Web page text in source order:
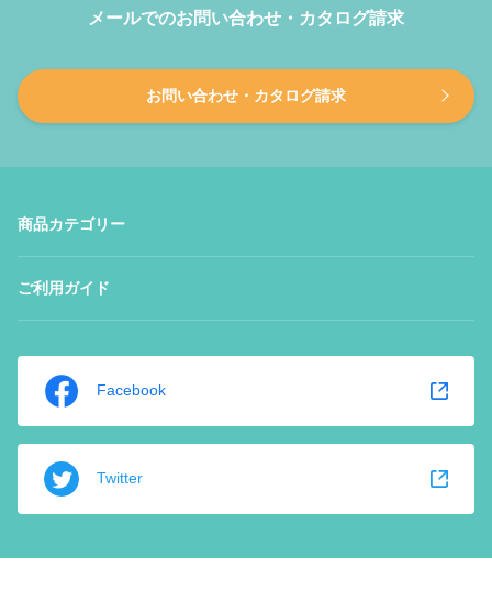
メールでのお問い合わせ・カタログ請求
お問い合わせ・カタログ請求
商品カテゴリー
ご利用ガイド
Facebook
Twitter